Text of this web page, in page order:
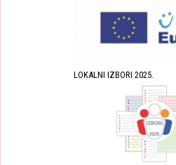
LOKALNI IZBORI 2025.